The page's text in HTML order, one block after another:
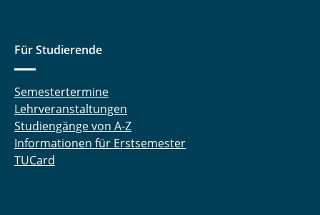
Für Studierende
Semestertermine
Lehrveranstaltungen
Studiengänge von A-Z
Informationen für Erstsemester
TUCard